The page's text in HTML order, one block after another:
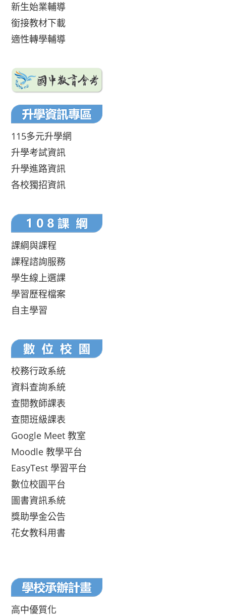
新生始業輔導
銜接教材下載
適性轉學輔導
115多元升學網
升學考試資訊
升學進路資訊
各校獨招資訊
課綱與課程
課程諮詢服務
學生線上選課
學習歷程檔案
自主學習
校務行政系統
資料查詢系統
查閱教師課表
查閱班級課表
Google Meet 教室
Moodle 教學平台
EasyTest 學習平台
數位校園平台
圖書資訊系統
獎助學金公告
花女教科用書
高中優質化